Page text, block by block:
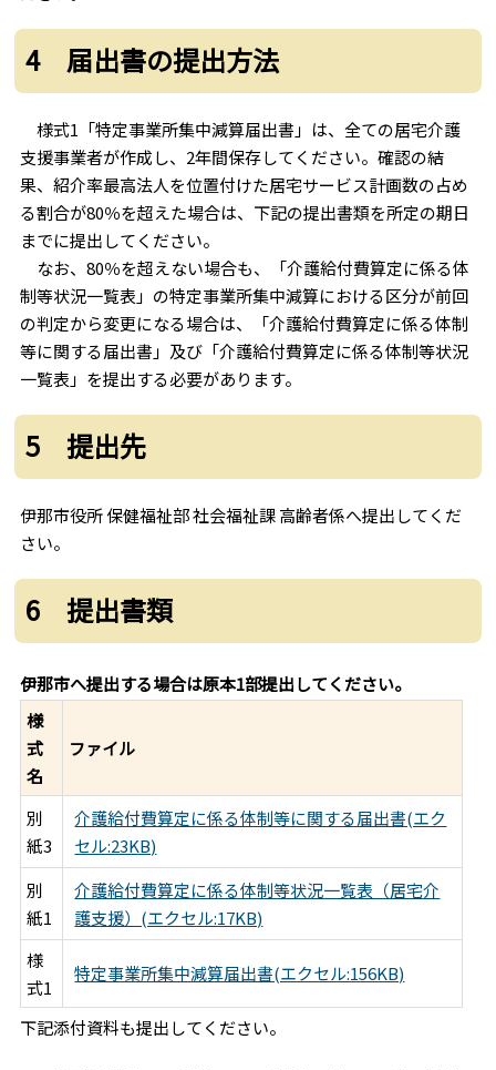
4 届出書の提出方法
様式1「特定事業所集中減算届出書」は、全ての居宅介護
支援事業者が作成し、2年間保存してください。確認の結
果、紹介率最高法人を位置付けた居宅サービス計画数の占め
る割合が80％を超えた場合は、下記の提出書類を所定の期日
までに提出してください。
なお、80％を超えない場合も、「介護給付費算定に係る体
制等状況一覧表」の特定事業所集中減算における区分が前回
の判定から変更になる場合は、「介護給付費算定に係る体制
等に関する届出書」及び「介護給付費算定に係る体制等状況
一覧表」を提出する必要があります。
5 提出先
伊那市役所 保健福祉部 社会福祉課 高齢者係へ提出してくだ
さい。
6 提出書類
伊那市へ提出する場合は原本1部提出してください。
様
式
名
ファイル
別
紙3
介護給付費算定に係る体制等に関する届出書(エク
セル:23KB)
別
紙1
介護給付費算定に係る体制等状況一覧表（居宅介
護支援）(エクセル:17KB)
様
式1
特定事業所集中減算届出書(エクセル:156KB)
下記添付資料も提出してください。